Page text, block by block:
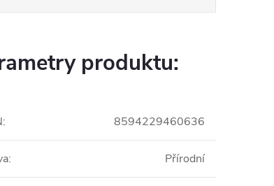
produktu:
: 8594229460636
: Přírodní